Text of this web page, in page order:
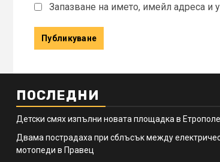
Запазване на името, имейл адреса и
ПОСЛЕДНИ
Детски смях изпълни новата площадка в Етрополе
Двама пострадаха при сблъсък между
мотопеди в Правец